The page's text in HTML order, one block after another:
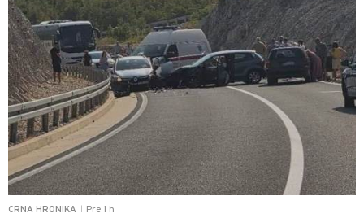
CRNA HRONIKA Pre 1 h